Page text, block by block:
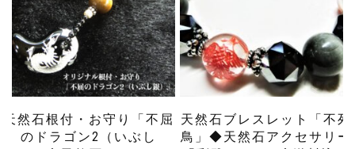
天然石根付・お守り「不屈
のドラゴン2（いぶし
天然石ブレスレット「不死
鳥」◆天然石アクセサリー